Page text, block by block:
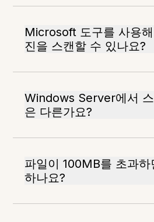
Microsoft 도구를 사용
진을 스캔할 수 있나요?
Windows Server에서
은 다른가요?
파일이 100MB를 초과하
하나요?